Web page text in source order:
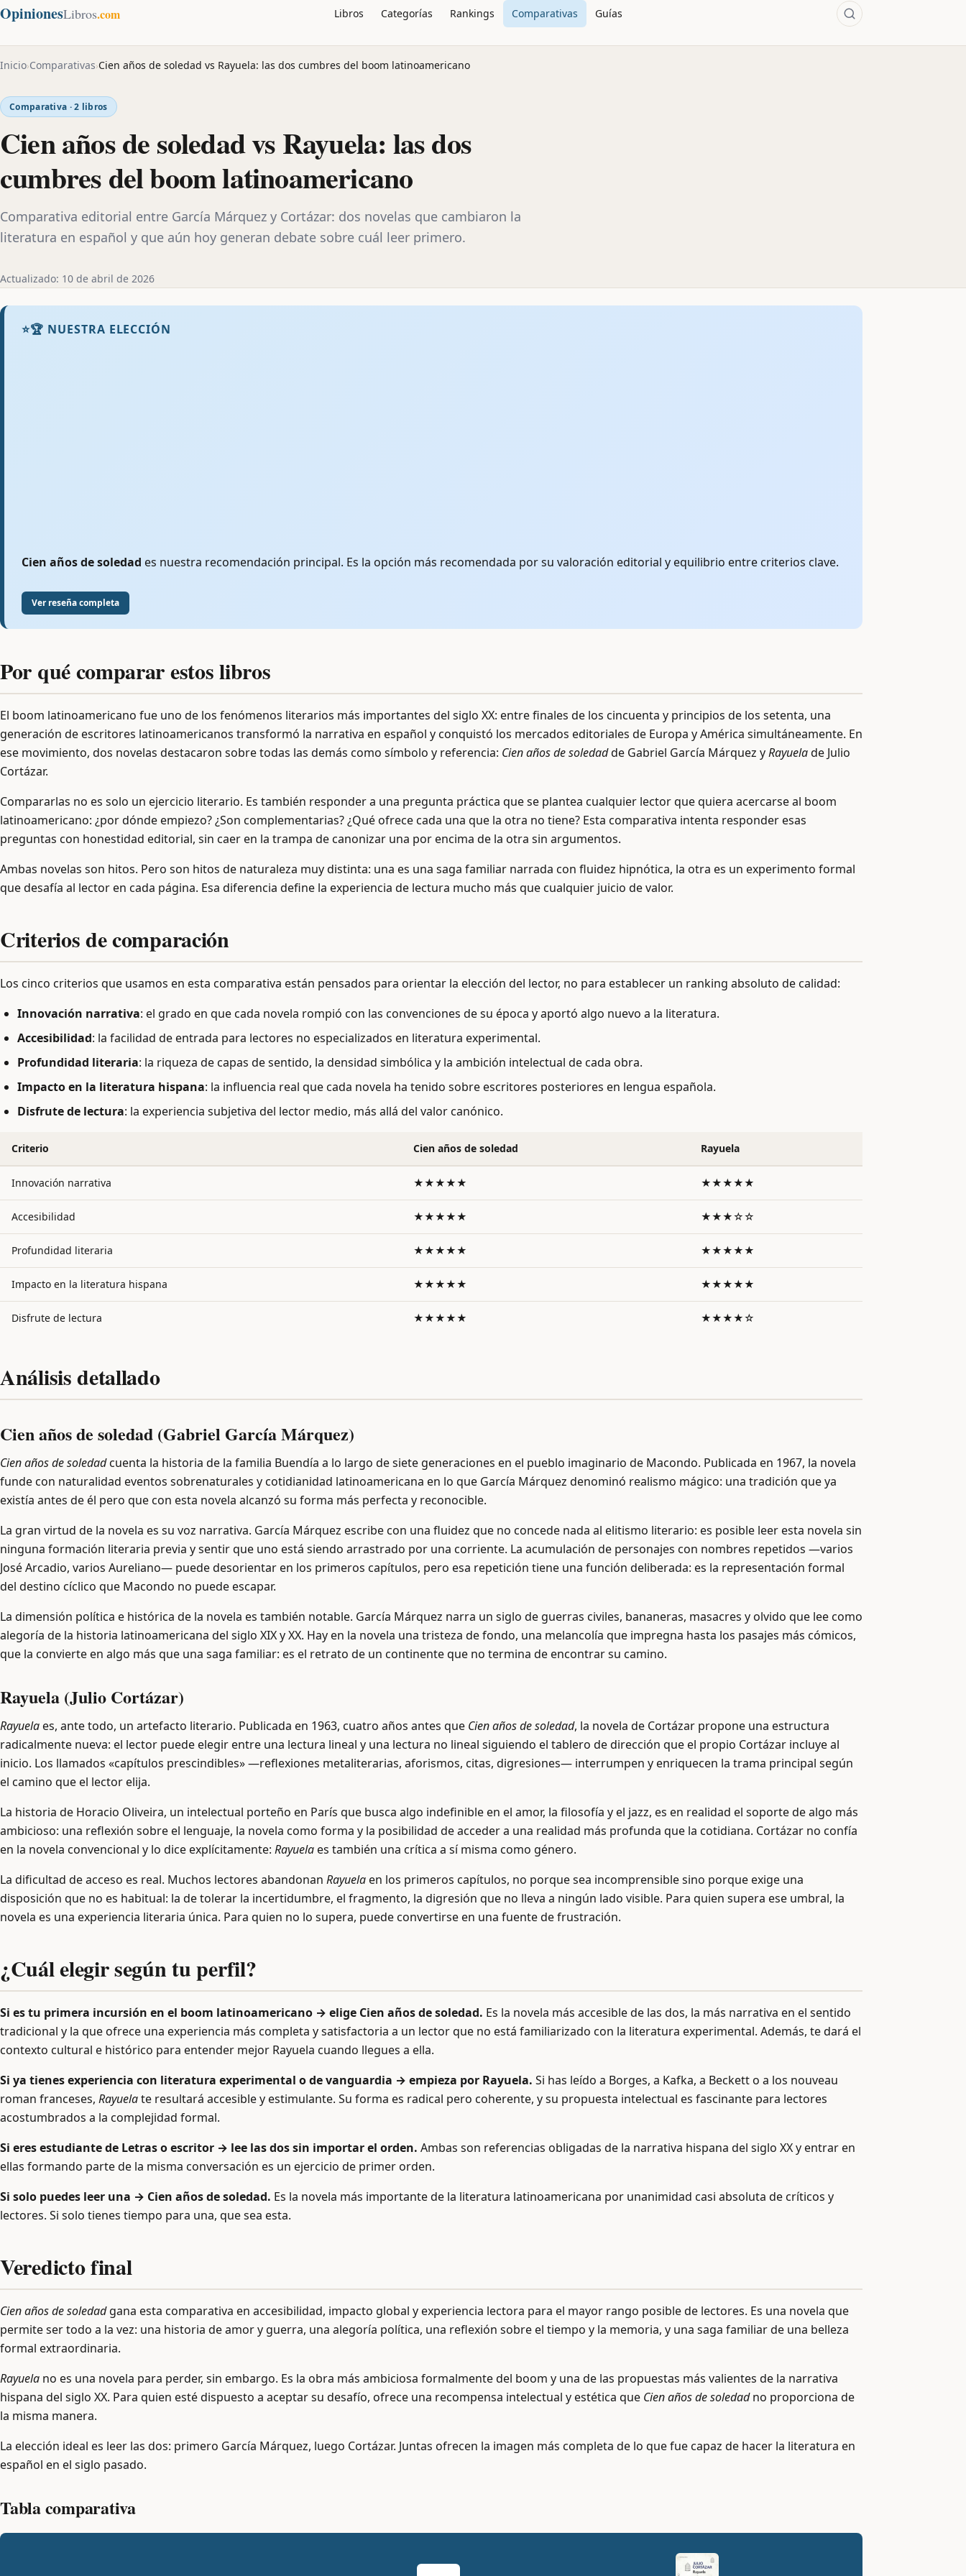
OpinionesLibros.com Libros Categorías Rankings Comparativas Guías
Inicio›Comparativas›Cien años de soledad vs Rayuela: las dos cumbres del boom latinoamericano
Comparativa · 2 libros
Cien años de soledad vs Rayuela: las dos
cumbres del boom latinoamericano
Comparativa editorial entre García Márquez y Cortázar: dos novelas que cambiaron la
literatura en español y que aún hoy generan debate sobre cuál leer primero.
Actualizado: 10 de abril de 2026
⭐🏆 NUESTRA ELECCIÓN
Cien años de soledad es nuestra recomendación principal. Es la opción más recomendada por su valoración editorial y equilibrio entre criterios clave.
Ver reseña completa
Por qué comparar estos libros
El boom latinoamericano fue uno de los fenómenos literarios más importantes del siglo XX: entre finales de los cincuenta y principios de los setenta, una
generación de escritores latinoamericanos transformó la narrativa en español y conquistó los mercados editoriales de Europa y América simultáneamente. En
ese movimiento, dos novelas destacaron sobre todas las demás como símbolo y referencia: Cien años de soledadde Gabriel García Márquez yRayuelade Julio
Cortázar.
Compararlas no es solo un ejercicio literario. Es también responder a una pregunta práctica que se plantea cualquier lector que quiera acercarse al boom
latinoamericano: ¿por dónde empiezo? ¿Son complementarias? ¿Qué ofrece cada una que la otra no tiene? Esta comparativa intenta responder esas
preguntas con honestidad editorial, sin caer en la trampa de canonizar una por encima de la otra sin argumentos.
Ambas novelas son hitos. Pero son hitos de naturaleza muy distinta: una es una saga familiar narrada con fluidez hipnótica, la otra es un experimento formal
que desafía al lector en cada página. Esa diferencia define la experiencia de lectura mucho más que cualquier juicio de valor.
Criterios de comparación
Los cinco criterios que usamos en esta comparativa están pensados para orientar la elección del lector, no para establecer un ranking absoluto de calidad:
Innovación narrativa: el grado en que cada novela rompió con las convenciones de su época y aportó algo nuevo a la literatura.
Accesibilidad: la facilidad de entrada para lectores no especializados en literatura experimental.
Profundidad literaria: la riqueza de capas de sentido, la densidad simbólica y la ambición intelectual de cada obra.
Impacto en la literatura hispana: la influencia real que cada novela ha tenido sobre escritores posteriores en lengua española.
Disfrute de lectura: la experiencia subjetiva del lector medio, más allá del valor canónico.
Criterio Cien años de soledad Rayuela
Innovación narrativa ★★★★★ ★★★★★
Accesibilidad ★★★★★ ★★★☆☆
Profundidad literaria ★★★★★ ★★★★★
Impacto en la literatura hispana ★★★★★ ★★★★★
Disfrute de lectura ★★★★★ ★★★★☆
Análisis detallado
Cien años de soledad (Gabriel García Márquez)
Cien años de soledadcuenta la historia de la familia Buendía a lo largo de siete generaciones en el pueblo imaginario de Macondo. Publicada en 1967, la novela
funde con naturalidad eventos sobrenaturales y cotidianidad latinoamericana en lo que García Márquez denominó realismo mágico: una tradición que ya
existía antes de él pero que con esta novela alcanzó su forma más perfecta y reconocible.
La gran virtud de la novela es su voz narrativa. García Márquez escribe con una fluidez que no concede nada al elitismo literario: es posible leer esta novela sin
ninguna formación literaria previa y sentir que uno está siendo arrastrado por una corriente. La acumulación de personajes con nombres repetidos —varios
José Arcadio, varios Aureliano— puede desorientar en los primeros capítulos, pero esa repetición tiene una función deliberada: es la representación formal
del destino cíclico que Macondo no puede escapar.
La dimensión política e histórica de la novela es también notable. García Márquez narra un siglo de guerras civiles, bananeras, masacres y olvido que lee como
alegoría de la historia latinoamericana del siglo XIX y XX. Hay en la novela una tristeza de fondo, una melancolía que impregna hasta los pasajes más cómicos,
que la convierte en algo más que una saga familiar: es el retrato de un continente que no termina de encontrar su camino.
Rayuela (Julio Cortázar)
Rayuelaes, ante todo, un artefacto literario. Publicada en 1963, cuatro años antes que Cien años de soledad, la novela de Cortázar propone una estructura
radicalmente nueva: el lector puede elegir entre una lectura lineal y una lectura no lineal siguiendo el tablero de dirección que el propio Cortázar incluye al
inicio. Los llamados «capítulos prescindibles» —reflexiones metaliterarias, aforismos, citas, digresiones— interrumpen y enriquecen la trama principal según
el camino que el lector elija.
La historia de Horacio Oliveira, un intelectual porteño en París que busca algo indefinible en el amor, la filosofía y el jazz, es en realidad el soporte de algo más
ambicioso: una reflexión sobre el lenguaje, la novela como forma y la posibilidad de acceder a una realidad más profunda que la cotidiana. Cortázar no confía
en la novela convencional y lo dice explícitamente: Rayuelaes también una crítica a sí misma como género.
La dificultad de acceso es real. Muchos lectores abandonan Rayuelaen los primeros capítulos, no porque sea incomprensible sino porque exige una
disposición que no es habitual: la de tolerar la incertidumbre, el fragmento, la digresión que no lleva a ningún lado visible. Para quien supera ese umbral, la
novela es una experiencia literaria única. Para quien no lo supera, puede convertirse en una fuente de frustración.
¿Cuál elegir según tu perfil?
Si es tu primera incursión en el boom latinoamericano → elige Cien años de soledad. Es la novela más accesible de las dos, la más narrativa en el sentido
tradicional y la que ofrece una experiencia más completa y satisfactoria a un lector que no está familiarizado con la literatura experimental. Además, te dará el
contexto cultural e histórico para entender mejor Rayuela cuando llegues a ella.
Si ya tienes experiencia con literatura experimental o de vanguardia → empieza por Rayuela. Si has leído a Borges, a Kafka, a Beckett o a los nouveau
roman franceses, Rayuelate resultará accesible y estimulante. Su forma es radical pero coherente, y su propuesta intelectual es fascinante para lectores
acostumbrados a la complejidad formal.
Si eres estudiante de Letras o escritor → lee las dos sin importar el orden. Ambas son referencias obligadas de la narrativa hispana del siglo XX y entrar en
ellas formando parte de la misma conversación es un ejercicio de primer orden.
Si solo puedes leer una → Cien años de soledad. Es la novela más importante de la literatura latinoamericana por unanimidad casi absoluta de críticos y
lectores. Si solo tienes tiempo para una, que sea esta.
Veredicto final
Cien años de soledadgana esta comparativa en accesibilidad, impacto global y experiencia lectora para el mayor rango posible de lectores. Es una novela que
permite ser todo a la vez: una historia de amor y guerra, una alegoría política, una reflexión sobre el tiempo y la memoria, y una saga familiar de una belleza
formal extraordinaria.
Rayuela no es una novela para perder, sin embargo. Es la obra más ambiciosa formalmente del boom y una de las propuestas más valientes de la narrativa
hispana del siglo XX. Para quien esté dispuesto a aceptar su desafío, ofrece una recompensa intelectual y estética que Cien años de soledadno proporciona de
la misma manera.
La elección ideal es leer las dos: primero García Márquez, luego Cortázar. Juntas ofrecen la imagen más completa de lo que fue capaz de hacer la literatura en
español en el siglo pasado.
Tabla comparativa